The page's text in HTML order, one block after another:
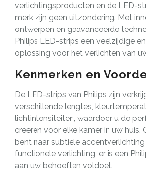
verlichtingsproducten en de LED-
merk zijn geen uitzondering. Met
ontwerpen en geavanceerde
Philips LED-strips een veelzijdige
oplossing voor het verlichten van
Kenmerken en
De LED-strips van Philips zijn
verschillende lengtes,
lichtintensiteiten, waardoor u de
creëren voor elke kamer in uw huis.
bent naar subtiele
functionele verlichting, er is een
aan uw behoeften voldoet.